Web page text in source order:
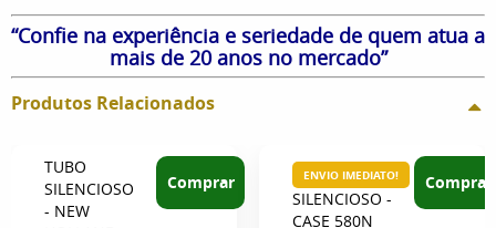
“Confie na experiência e seriedade de quem atua a
mais de 20 anos no mercado”
Produtos Relacionados
TUBO
SILENCIOSO
- NEW
Comprar
SILENCIOSO -
CASE 580N
ENVIO IMEDIATO! Comprar